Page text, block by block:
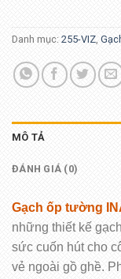
Danh mục: 255-VIZ,
MÔ TẢ
ĐÁNH GIÁ (0)
Gạch ốp tường
những thiết kế
sức cuốn hút cho
vẻ ngoài gồ ghề.